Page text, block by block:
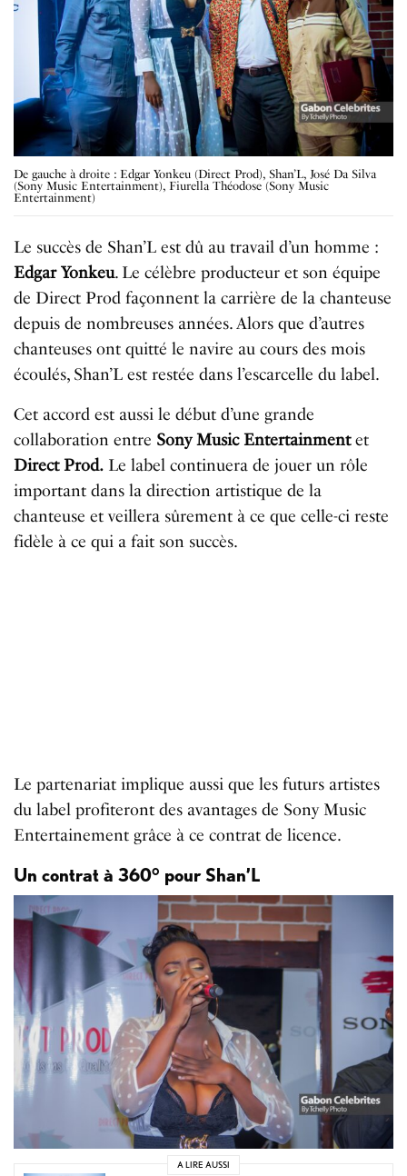
De gauche à droite : Edgar Yonkeu (Direct Prod), Shan’L, José Da Silva
(Sony Music Entertainment), Fiurella Théodose (Sony Music
Entertainment)
Le succès de Shan’L est dû au travail d’un homme :
Edgar Yonkeu. Le célèbre producteur et son équipe
de Direct Prod façonnent la carrière de la chanteuse
depuis de nombreuses années. Alors que d’autres
chanteuses ont quitté le navire au cours des mois
écoulés, Shan’L est restée dans l’escarcelle du label.
Cet accord est aussi le début d’une grande
collaboration entre Sony Music Entertainmentet
Direct Prod. Le label continuera de jouer un rôle
important dans la direction artistique de la
chanteuse et veillera sûrement à ce que celle-ci reste
fidèle à ce qui a fait son succès.
Le partenariat implique aussi que les futurs artistes
du label profiteront des avantages de Sony Music
Entertainement grâce à ce contrat de licence.
Un contrat à 360° pour Shan’L
A LIRE AUSSI